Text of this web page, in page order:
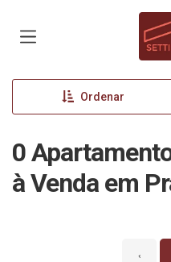
Ordenar
0
à Venda em
‹